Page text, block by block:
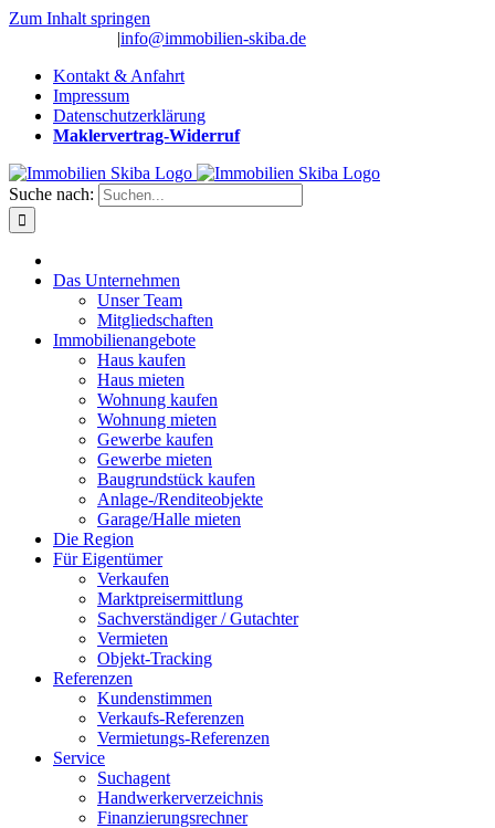
Zum Inhalt springen
|info@immobilien-skiba.de
Kontakt & Anfahrt
Impressum
Datenschutzerklärung
Maklervertrag-Widerruf
Suche nach:
Das Unternehmen
Unser Team
Mitgliedschaften
Immobilienangebote
Haus kaufen
Haus mieten
Wohnung kaufen
Wohnung mieten
Gewerbe kaufen
Gewerbe mieten
Baugrundstück kaufen
Anlage-/Renditeobjekte
Garage/Halle mieten
Die Region
Für Eigentümer
Verkaufen
Marktpreisermittlung
Sachverständiger / Gutachter
Vermieten
Objekt-Tracking
Referenzen
Kundenstimmen
Verkaufs-Referenzen
Vermietungs-Referenzen
Service
Suchagent
Handwerkerverzeichnis
Finanzierungsrechner